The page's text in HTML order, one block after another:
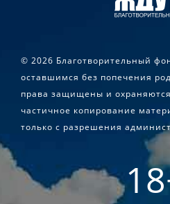
© 2026 Благотворительный
оставшимся без попечения
права защищены и
частичное копирование
только с разрешения